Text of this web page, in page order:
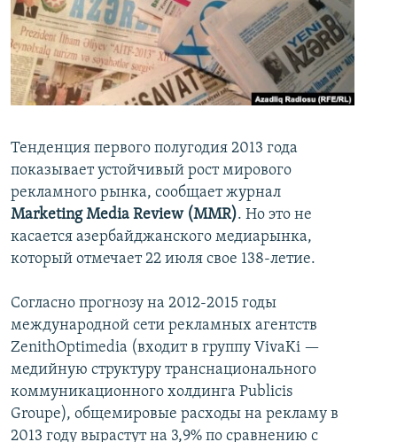
İNFOQRAFIKA
KARIKATURA
AZƏRBAYCAN ƏDƏBIYYATI KITABXANASI
İSLAM VƏ DEMOKRATIYA
İZ - MƏDƏNIYYƏT PROQRAMI
MISSIYAMIZ
PEŞƏ ETIKASI VƏ JURNALISTIKA STANDARTLARIMIZ
MATERIALLARIMIZDAN ISTIFADƏ
BIZIMLƏ ƏLAQƏ
XƏBƏR BÜLLETENLƏRIMIZ
BIZI IZLƏ
Тенденция первого полугодия 2013 года
показывает устойчивый рост мирового
рекламного рынка, сообщает журнал
Marketing Media Review (MMR). Но это не
касается азербайджанского медиарынка,
который отмечает 22 июля свое 138-летие.
Согласно прогнозу на 2012-2015 годы
международной сети рекламных агентств
ZenithOptimedia (входит в группу VivaKi —
медийную структуру транснационального
коммуникационного холдинга Publicis
Groupe), общемировые расходы на рекламу в
2013 году вырастут на 3,9% по сравнению с